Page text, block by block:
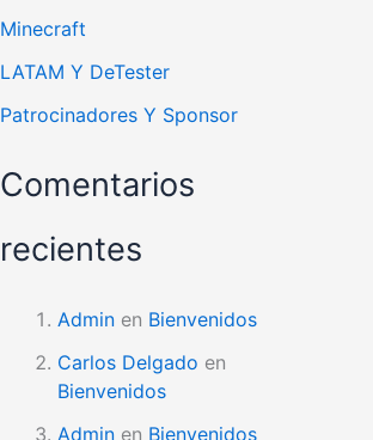
Minecraft
LATAM Y DeTester
Patrocinadores Y Sponsor
Comentarios
recientes
Admin en Bienvenidos
Carlos Delgado en
Bienvenidos
Admin en Bienvenidos